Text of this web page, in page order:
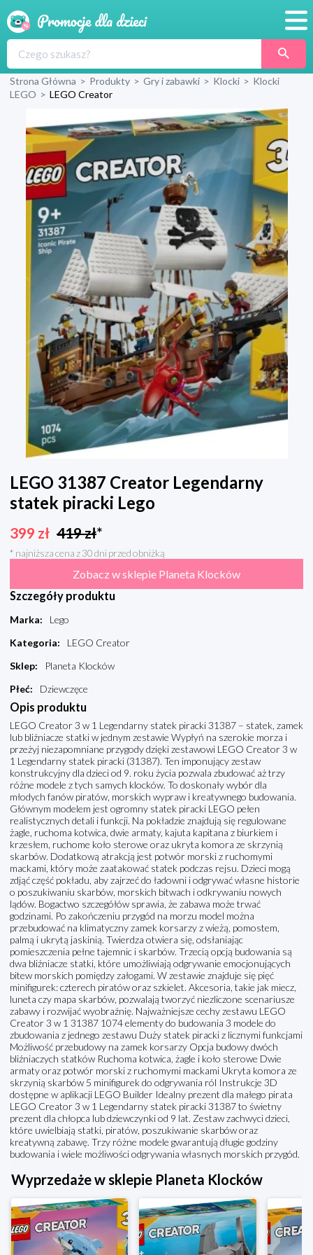
Produkty
Sklepy
Blog
Wyprawka
Strona Główna > Produkty > Gry i zabawki > Klocki > Klocki
LEGO > LEGO Creator
LEGO 31387 Creator Legendarny
statek piracki Lego
399 zł 419zł*
* najniższa cena z 30 dni przed obniżką
Zobacz w sklepie Planeta Klocków
Szczegóły produktu
Marka:
Lego
Kategoria:
LEGO Creator
Sklep:
Planeta Klocków
Płeć: Dziewczęce
Opis produktu
LEGO Creator 3 w 1 Legendarny statek piracki 31387 – statek, zamek
lub bliźniacze statki w jednym zestawie Wypłyń na szerokie morza i
przeżyj niezapomniane przygody dzięki zestawowi LEGO Creator 3 w
1 Legendarny statek piracki (31387). Ten imponujący zestaw
konstrukcyjny dla dzieci od 9. roku życia pozwala zbudować aż trzy
różne modele z tych samych klocków. To doskonały wybór dla
młodych fanów piratów, morskich wypraw i kreatywnego budowania.
Głównym modelem jest ogromny statek piracki LEGO pełen
realistycznych detali i funkcji. Na pokładzie znajdują się regulowane
żagle, ruchoma kotwica, dwie armaty, kajuta kapitana z biurkiem i
krzesłem, ruchome koło sterowe oraz ukryta komora ze skrzynią
skarbów. Dodatkową atrakcją jest potwór morski z ruchomymi
mackami, który może zaatakować statek podczas rejsu. Dzieci mogą
zdjąć część pokładu, aby zajrzeć do ładowni i odgrywać własne historie
o poszukiwaniu skarbów, morskich bitwach i odkrywaniu nowych
lądów. Bogactwo szczegółów sprawia, że zabawa może trwać
godzinami. Po zakończeniu przygód na morzu model można
przebudować na klimatyczny zamek korsarzy z wieżą, pomostem,
palmą i ukrytą jaskinią. Twierdza otwiera się, odsłaniając
pomieszczenia pełne tajemnic i skarbów. Trzecią opcją budowania są
dwa bliźniacze statki, które umożliwiają odgrywanie emocjonujących
bitew morskich pomiędzy załogami. W zestawie znajduje się pięć
minifigurek: czterech piratów oraz szkielet. Akcesoria, takie jak miecz,
luneta czy mapa skarbów, pozwalają tworzyć niezliczone scenariusze
zabawy i rozwijać wyobraźnię. Najważniejsze cechy zestawu LEGO
Creator 3 w 1 31387 1074 elementy do budowania 3 modele do
zbudowania z jednego zestawu Duży statek piracki z licznymi funkcjami
Możliwość przebudowy na zamek korsarzy Opcja budowy dwóch
bliźniaczych statków Ruchoma kotwica, żagle i koło sterowe Dwie
armaty oraz potwór morski z ruchomymi mackami Ukryta komora ze
skrzynią skarbów 5 minifigurek do odgrywania ról Instrukcje 3D
dostępne w aplikacji LEGO Builder Idealny prezent dla małego pirata
LEGO Creator 3 w 1 Legendarny statek piracki 31387 to świetny
prezent dla chłopca lub dziewczynki od 9 lat. Zestaw zachwyci dzieci,
które uwielbiają statki, piratów, poszukiwanie skarbów oraz
kreatywną zabawę. Trzy różne modele gwarantują długie godziny
budowania i wiele możliwości odgrywania własnych morskich przygód.
Wyprzedaże w sklepie Planeta Klocków